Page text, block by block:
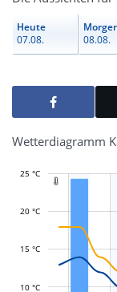
Heute
07.08.
08.08.
Wetterdiagramm

10 °C
25 °C
20 °C
15 °C